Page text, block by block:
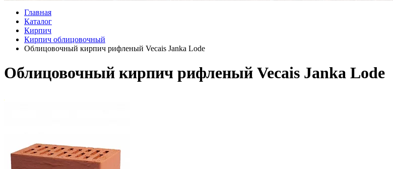
Главная
Каталог
Кирпич
Кирпич облицовочный
Облицовочный кирпич рифленый Vecais Janka Lode
Облицовочный кирпич рифленый Vecais Janka Lode